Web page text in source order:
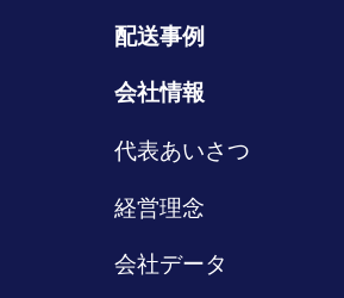
配送事例
会社情報
代表あいさつ
経営理念
会社データ